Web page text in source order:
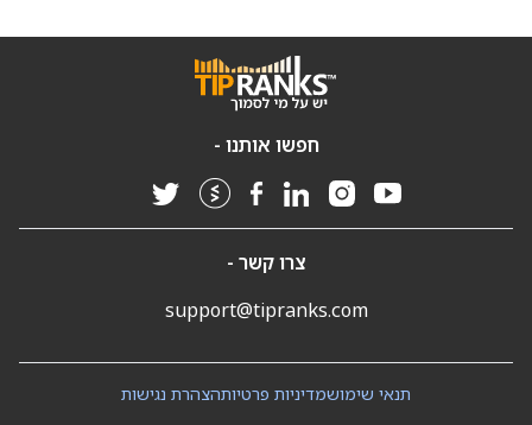
חפשו אותנו -
צרו קשר -
support@tipranks.com
הצהרת נגישותמדיניות פרטיותתנאי שימוש